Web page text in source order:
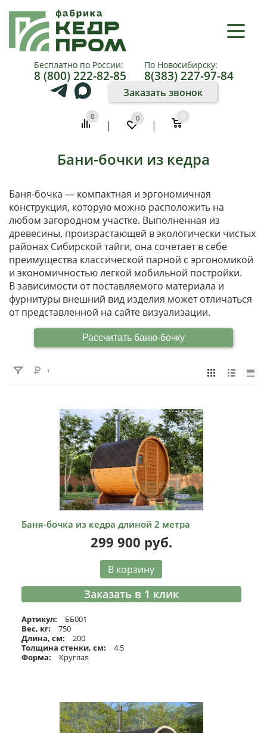
Бесплатно по России:
8 (800) 222-82-85
По Новосибирску:
8(383) 227-97-84
Заказать звонок
0
|
0
|
0
КАТАЛОГ
КОМПАНИИ
КУПИТЬ
ФОТО
И
ВИДЕО
ОТЗЫВЫ
КОНТАКТЫ
Бани-бочки из кедра
Баня-бочка — компактная и эргономичная
конструкция, которую можно расположить на
любом загородном участке. Выполненная из
древесины, произрастающей в экологически чистых
районах Сибирской тайги, она сочетает в себе
преимущества классической парной с эргономикой
и экономичностью легкой мобильной постройки.
В зависимости от поставляемого материала и
фурнитуры внешний вид изделия может отличаться
от представленной на сайте визуализации.
Рассчитать баню-бочку
Баня-бочка из кедра длиной 2 метра
299 900 руб.
В корзину
Заказать в 1 клик
Артикул:
ББ001
Вес, кг:
750
Длина, см:
200
Толщина стенки, см:
4.5
Форма:
Круглая